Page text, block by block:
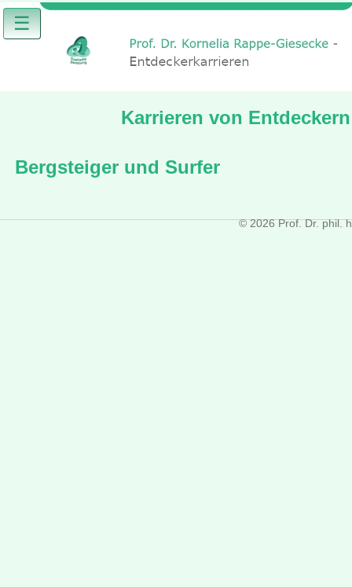
☰
Karrieren von
Bergsteiger und Surfer
© 2026 Prof. Dr. phil.